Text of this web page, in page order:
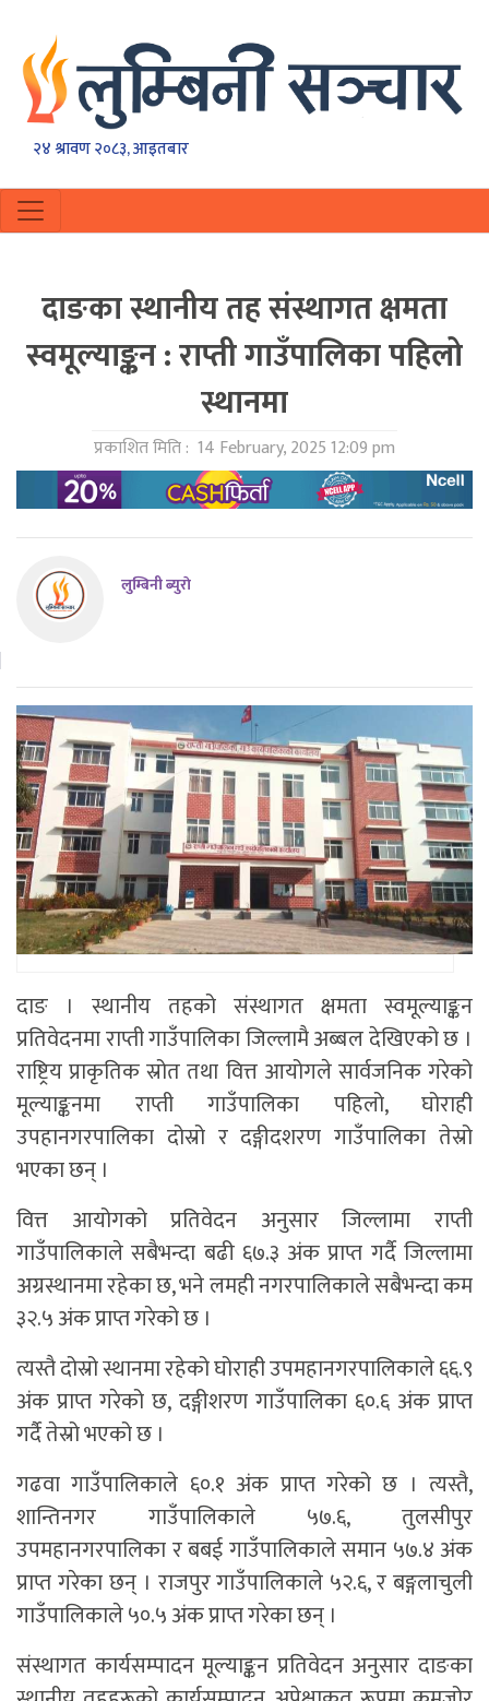
२४ श्रावण २०८३, आइतबार
दाङका स्थानीय तह संस्थागत क्षमता
स्वमूल्याङ्कन : राप्ती गाउँपालिका पहिलो
स्थानमा
प्रकाशित मिति : 14 February, 2025 12:09 pm
लुम्बिनी ब्युराे
दाङ । स्थानीय तहको संस्थागत क्षमता स्वमूल्याङ्कन
प्रतिवेदनमा राप्ती गाउँपालिका जिल्लामै अब्बल देखिएको छ ।
राष्ट्रिय प्राकृतिक स्रोत तथा वित्त आयोगले सार्वजनिक गरेको
मूल्याङ्कनमा राप्ती गाउँपालिका पहिलो, घोराही
उपहानगरपालिका दोस्रो र दङ्गीदशरण गाउँपालिका तेस्रो
भएका छन् ।
वित्त आयोगको प्रतिवेदन अनुसार जिल्लामा राप्ती
गाउँपालिकाले सबैभन्दा बढी ६७.३ अंक प्राप्त गर्दै जिल्लामा
अग्रस्थानमा रहेका छ, भने लमही नगरपालिकाले सबैभन्दा कम
३२.५ अंक प्राप्त गरेको छ ।
त्यस्तै दोस्रो स्थानमा रहेको घोराही उपमहानगरपालिकाले ६६.९
अंक प्राप्त गरेको छ, दङ्गीशरण गाउँपालिका ६०.६ अंक प्राप्त
गर्दै तेस्रो भएको छ ।
गढवा गाउँपालिकाले ६०.१ अंक प्राप्त गरेको छ । त्यस्तै,
शान्तिनगर गाउँपालिकाले ५७.६, तुलसीपुर
उपमहानगरपालिका र बबई गाउँपालिकाले समान ५७.४ अंक
प्राप्त गरेका छन् । राजपुर गाउँपालिकाले ५२.६, र बङ्गलाचुली
गाउँपालिकाले ५०.५ अंक प्राप्त गरेका छन् ।
संस्थागत कार्यसम्पादन मूल्याङ्कन प्रतिवेदन अनुसार दाङका